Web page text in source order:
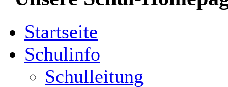
Startseite
Schulinfo
Schulleitung